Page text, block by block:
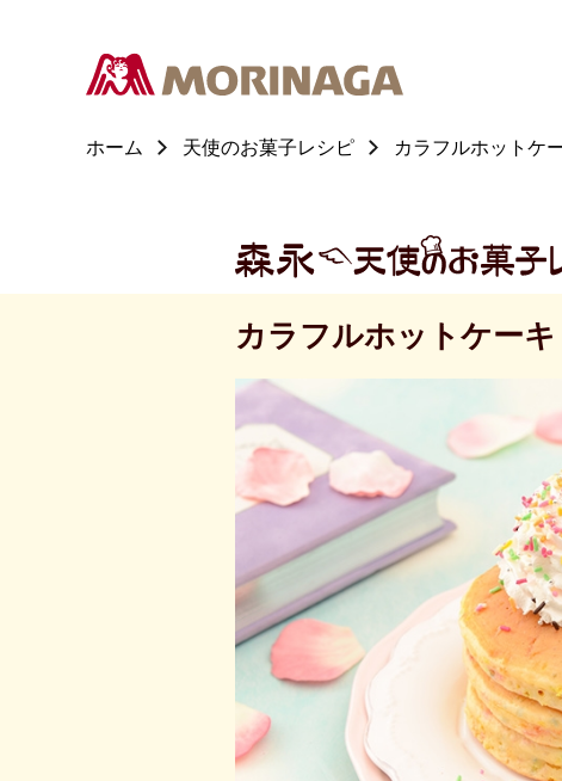
ホーム 天使のお菓子レシピ カラフルホットケ
カラフルホットケーキ